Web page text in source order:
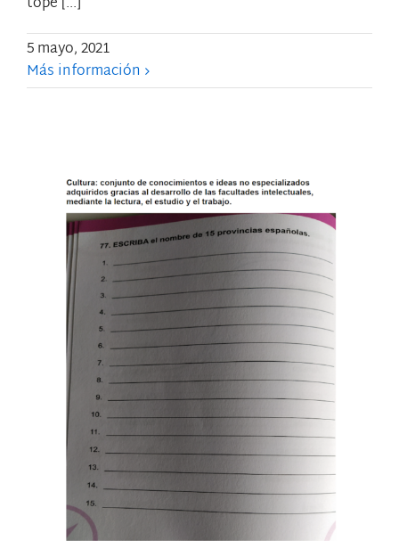
5 mayo, 2021
Más información